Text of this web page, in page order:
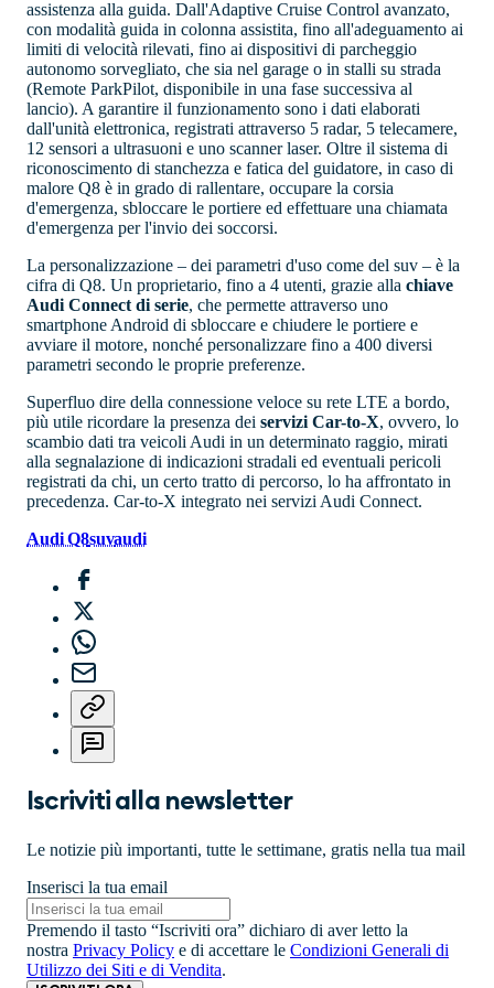
assistenza alla guida. Dall'Adaptive Cruise Control avanzato,
con modalità guida in colonna assistita, fino all'adeguamento ai
limiti di velocità rilevati, fino ai dispositivi di parcheggio
autonomo sorvegliato, che sia nel garage o in stalli su strada
(Remote ParkPilot, disponibile in una fase successiva al
lancio). A garantire il funzionamento sono i dati elaborati
dall'unità elettronica, registrati attraverso 5 radar, 5 telecamere,
12 sensori a ultrasuoni e uno scanner laser. Oltre il sistema di
riconoscimento di stanchezza e fatica del guidatore, in caso di
malore Q8 è in grado di rallentare, occupare la corsia
d'emergenza, sbloccare le portiere ed effettuare una chiamata
d'emergenza per l'invio dei soccorsi.
La personalizzazione – dei parametri d'uso come del suv – è la
cifra di Q8. Un proprietario, fino a 4 utenti, grazie alla chiave
Audi Connect di serie, che permette attraverso uno
smartphone Android di sbloccare e chiudere le portiere e
avviare il motore, nonché personalizzare fino a 400 diversi
parametri secondo le proprie preferenze.
Superfluo dire della connessione veloce su rete LTE a bordo,
più utile ricordare la presenza dei servizi Car-to-X, ovvero, lo
scambio dati tra veicoli Audi in un determinato raggio, mirati
alla segnalazione di indicazioni stradali ed eventuali pericoli
registrati da chi, un certo tratto di percorso, lo ha affrontato in
precedenza. Car-to-X integrato nei servizi Audi Connect.
Audi Q8suvaudi
Iscriviti alla newsletter
Le notizie più importanti, tutte le settimane, gratis nella tua mail
Inserisci la tua email
Premendo il tasto “Iscriviti ora” dichiaro di aver letto la
nostra Privacy Policy e di accettare le Condizioni Generali di
Utilizzo dei Siti e di Vendita.